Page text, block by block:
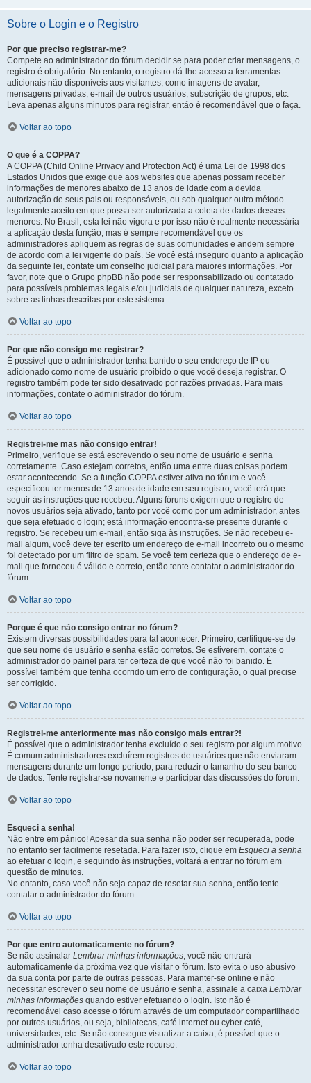
Sobre o Login e o Registro
Por que preciso registrar-me?
Compete ao administrador do fórum decidir se para poder criar mensagens, o
registro é obrigatório. No entanto; o registro dá-lhe acesso a ferramentas
adicionais não disponíveis aos visitantes, como imagens de avatar,
mensagens privadas, e-mail de outros usuários, subscrição de grupos, etc.
Leva apenas alguns minutos para registrar, então é recomendável que o faça.
Voltar ao topo
O que é a COPPA?
A COPPA (Child Online Privacy and Protection Act) é uma Lei de 1998 dos
Estados Unidos que exige que aos websites que apenas possam receber
informações de menores abaixo de 13 anos de idade com a devida
autorização de seus pais ou responsáveis, ou sob qualquer outro método
legalmente aceito em que possa ser autorizada a coleta de dados desses
menores. No Brasil, esta lei não vigora e por isso não é realmente necessária
a aplicação desta função, mas é sempre recomendável que os
administradores apliquem as regras de suas comunidades e andem sempre
de acordo com a lei vigente do país. Se você está inseguro quanto a aplicação
da seguinte lei, contate um conselho judicial para maiores informações. Por
favor, note que o Grupo phpBB não pode ser responsabilizado ou contatado
para possíveis problemas legais e/ou judiciais de qualquer natureza, exceto
sobre as linhas descritas por este sistema.
Voltar ao topo
Por que não consigo me registrar?
É possível que o administrador tenha banido o seu endereço de IP ou
adicionado como nome de usuário proibido o que você deseja registrar. O
registro também pode ter sido desativado por razões privadas. Para mais
informações, contate o administrador do fórum.
Voltar ao topo
Registrei-me mas não consigo entrar!
Primeiro, verifique se está escrevendo o seu nome de usuário e senha
corretamente. Caso estejam corretos, então uma entre duas coisas podem
estar acontecendo. Se a função COPPA estiver ativa no fórum e você
especificou ter menos de 13 anos de idade em seu registro, você terá que
seguir às instruções que recebeu. Alguns fóruns exigem que o registro de
novos usuários seja ativado, tanto por você como por um administrador, antes
que seja efetuado o login; está informação encontra-se presente durante o
registro. Se recebeu um e-mail, então siga às instruções. Se não recebeu e-
mail algum, você deve ter escrito um endereço de e-mail incorreto ou o mesmo
foi detectado por um filtro de spam. Se você tem certeza que o endereço de e-
mail que forneceu é válido e correto, então tente contatar o administrador do
fórum.
Voltar ao topo
Porque é que não consigo entrar no fórum?
Existem diversas possibilidades para tal acontecer. Primeiro, certifique-se de
que seu nome de usuário e senha estão corretos. Se estiverem, contate o
administrador do painel para ter certeza de que você não foi banido. É
possível também que tenha ocorrido um erro de configuração, o qual precise
ser corrigido.
Voltar ao topo
Registrei-me anteriormente mas não consigo mais entrar?!
É possível que o administrador tenha excluído o seu registro por algum motivo.
É comum administradores excluírem registros de usuários que não enviaram
mensagens durante um longo período, para reduzir o tamanho do seu banco
de dados. Tente registrar-se novamente e participar das discussões do fórum.
Voltar ao topo
Esqueci a senha!
Não entre em pânico! Apesar da sua senha não poder ser recuperada, pode
no entanto ser facilmente resetada. Para fazer isto, clique em Esqueci a senha
ao efetuar o login, e seguindo às instruções, voltará a entrar no fórum em
questão de minutos.
No entanto, caso você não seja capaz de resetar sua senha, então tente
contatar o administrador do fórum.
Voltar ao topo
Por que entro automaticamente no fórum?
Se não assinalar Lembrar minhas informações, você não entrará
automaticamente da próxima vez que visitar o fórum. Isto evita o uso abusivo
da sua conta por parte de outras pessoas. Para manter-se online e não
necessitar escrever o seu nome de usuário e senha, assinale a caixa Lembrar
minhas informações quando estiver efetuando o login. Isto não é
recomendável caso acesse o fórum através de um computador compartilhado
por outros usuários, ou seja, bibliotecas, café internet ou cyber café,
universidades, etc. Se não consegue visualizar a caixa, é possível que o
administrador tenha desativado este recurso.
Voltar ao topo